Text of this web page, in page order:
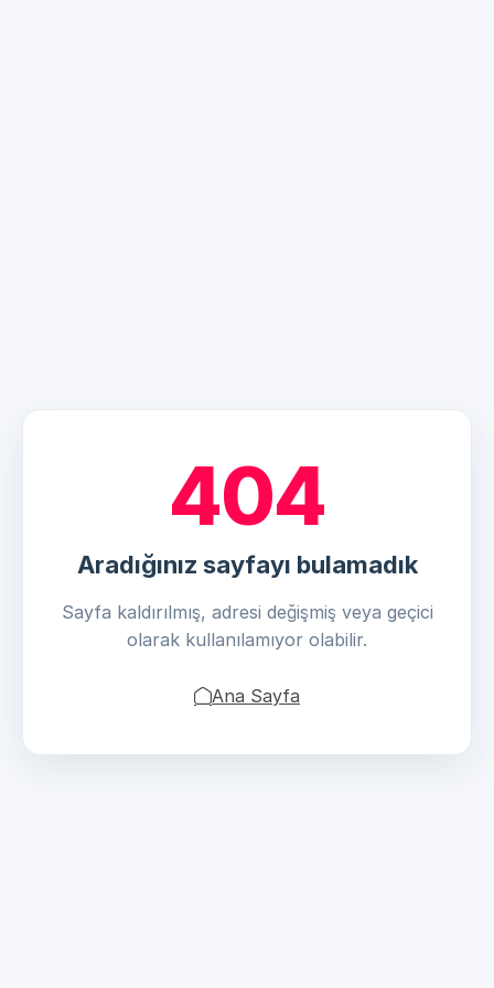
404
Aradığınız sayfayı bulamadık
Sayfa kaldırılmış, adresi değişmiş veya geçici
olarak kullanılamıyor olabilir.
Ana Sayfa